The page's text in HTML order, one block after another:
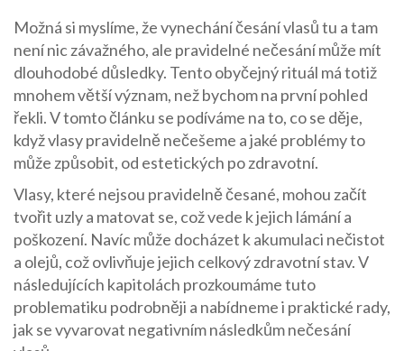
Možná si myslíme, že vynechání česání vlasů tu a tam
není nic závažného, ale pravidelné nečesání může mít
dlouhodobé důsledky. Tento obyčejný rituál má totiž
mnohem větší význam, než bychom na první pohled
řekli. V tomto článku se podíváme na to, co se děje,
když vlasy pravidelně nečešeme a jaké problémy to
může způsobit, od estetických po zdravotní.
Vlasy, které nejsou pravidelně česané, mohou začít
tvořit uzly a matovat se, což vede k jejich lámání a
poškození. Navíc může docházet k akumulaci nečistot
a olejů, což ovlivňuje jejich celkový zdravotní stav. V
následujících kapitolách prozkoumáme tuto
problematiku podrobněji a nabídneme i praktické rady,
jak se vyvarovat negativním následkům nečesání